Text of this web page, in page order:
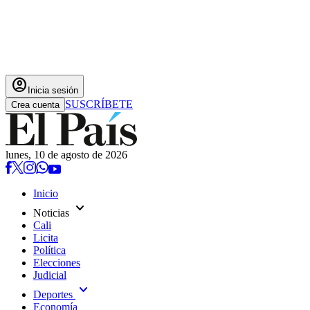
account_circle Inicia sesión
Crea cuenta SUSCRÍBETE
lunes, 10 de agosto de 2026
Inicio
Noticias expand_more
Cali
Licita
Política
Elecciones
Judicial
Deportes expand_more
Economía